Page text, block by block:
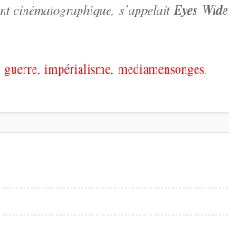
cinématographique, s’appelaitEyes Wide
guerre, impérialisme, mediamensonges,